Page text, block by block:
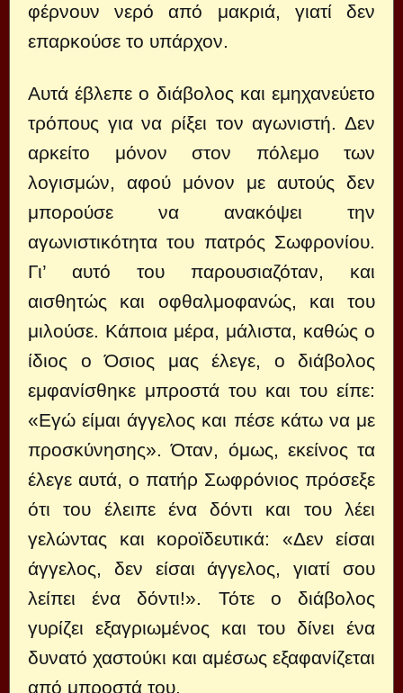
φέρνουν νερό από μακριά, γιατί δεν
επαρκούσε το υπάρχον.
Αυτά έβλεπε ο διάβολος και εμηχανεύετο
τρόπους για να ρίξει τον αγωνιστή. Δεν
αρκείτο μόνον στον πόλεμο των
λογισμών, αφού μόνον με αυτούς δεν
μπορούσε να ανακόψει την
αγωνιστικότητα του πατρός Σωφρονίου.
Γι’ αυτό του παρουσιαζόταν, και
αισθητώς και οφθαλμοφανώς, και του
μιλούσε. Κάποια μέρα, μάλιστα, καθώς ο
ίδιος ο Όσιος μας έλεγε, ο διάβολος
εμφανίσθηκε μπροστά του και του είπε:
«Εγώ είμαι άγγελος και πέσε κάτω να με
προσκύνησης». Όταν, όμως, εκείνος τα
έλεγε αυτά, ο πατήρ Σωφρόνιος πρόσεξε
ότι του έλειπε ένα δόντι και του λέει
γελώντας και κοροϊδευτικά: «Δεν είσαι
άγγελος, δεν είσαι άγγελος, γιατί σου
λείπει ένα δόντι!». Τότε ο διάβολος
γυρίζει εξαγριωμένος και του δίνει ένα
δυνατό χαστούκι και αμέσως εξαφανίζεται
από μπροστά του.